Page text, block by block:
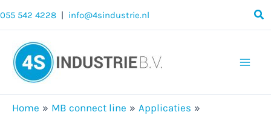
inhoud
055 542 4228 | info@4sindustrie.nl
Home MB connect line
Applicaties